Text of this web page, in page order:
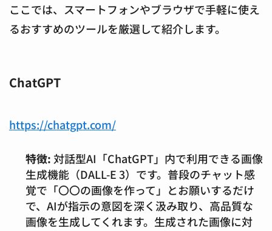
ここでは、スマートフォンやブラウザで手軽に使え
るおすすめのツールを厳選して紹介します。
ChatGPT
https://chatgpt.com/
特徴: 対話型AI「ChatGPT」内で利用できる画像
生成機能（DALL-E 3）です。普段のチャット感
覚で「〇〇の画像を作って」とお願いするだけ
で、AIが指示の意図を深く汲み取り、高品質な
画像を生成してくれます。生成された画像に対